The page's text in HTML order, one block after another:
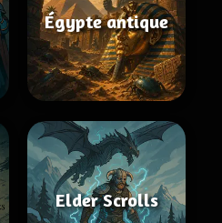
Égypte antique
Elder Scrolls